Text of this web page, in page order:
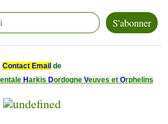
Contact Email de
Harkis DordogneVeuves et Orphelins